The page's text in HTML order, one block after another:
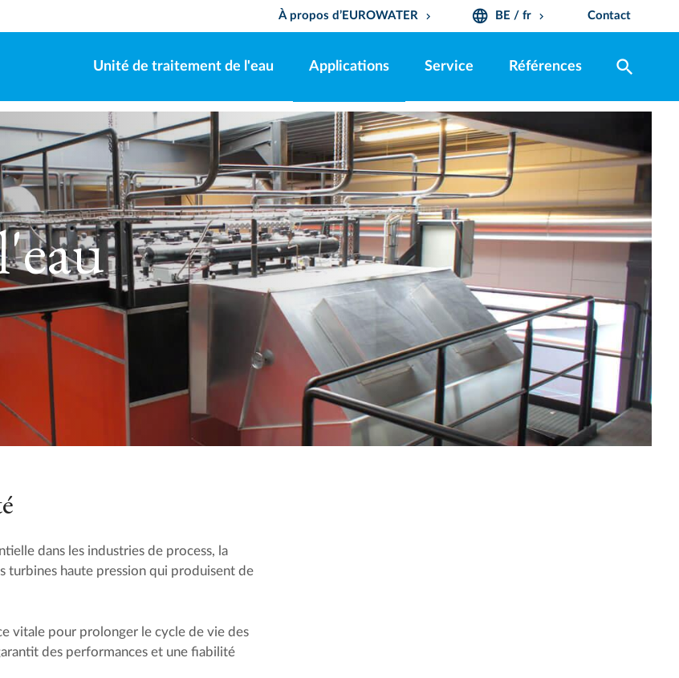
À propos d’EUROWATER keyboard_arrow_down language BE / fr keyboard_arrow_down Contact
Unité de traitement de l'eau Applications Service Références search
dans les industries de process, la
turbines haute pression qui produisent de
vitale pour prolonger le cycle de vie des
des performances et une fiabilité